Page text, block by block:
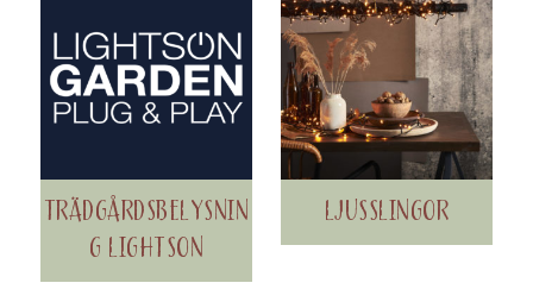
TRÄDGÅRDSBELYSNIN
G LIGHTSON
LJUSSLINGOR